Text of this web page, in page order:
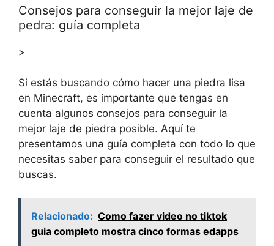
Consejos para conseguir la mejor laje de
pedra: guía completa
>
Si estás buscando cómo hacer una piedra lisa
en Minecraft, es importante que tengas en
cuenta algunos consejos para conseguir la
mejor laje de piedra posible. Aquí te
presentamos una guía completa con todo lo que
necesitas saber para conseguir el resultado que
buscas.
Relacionado: Como fazer video no tiktok
guia completo mostra cinco formas edapps